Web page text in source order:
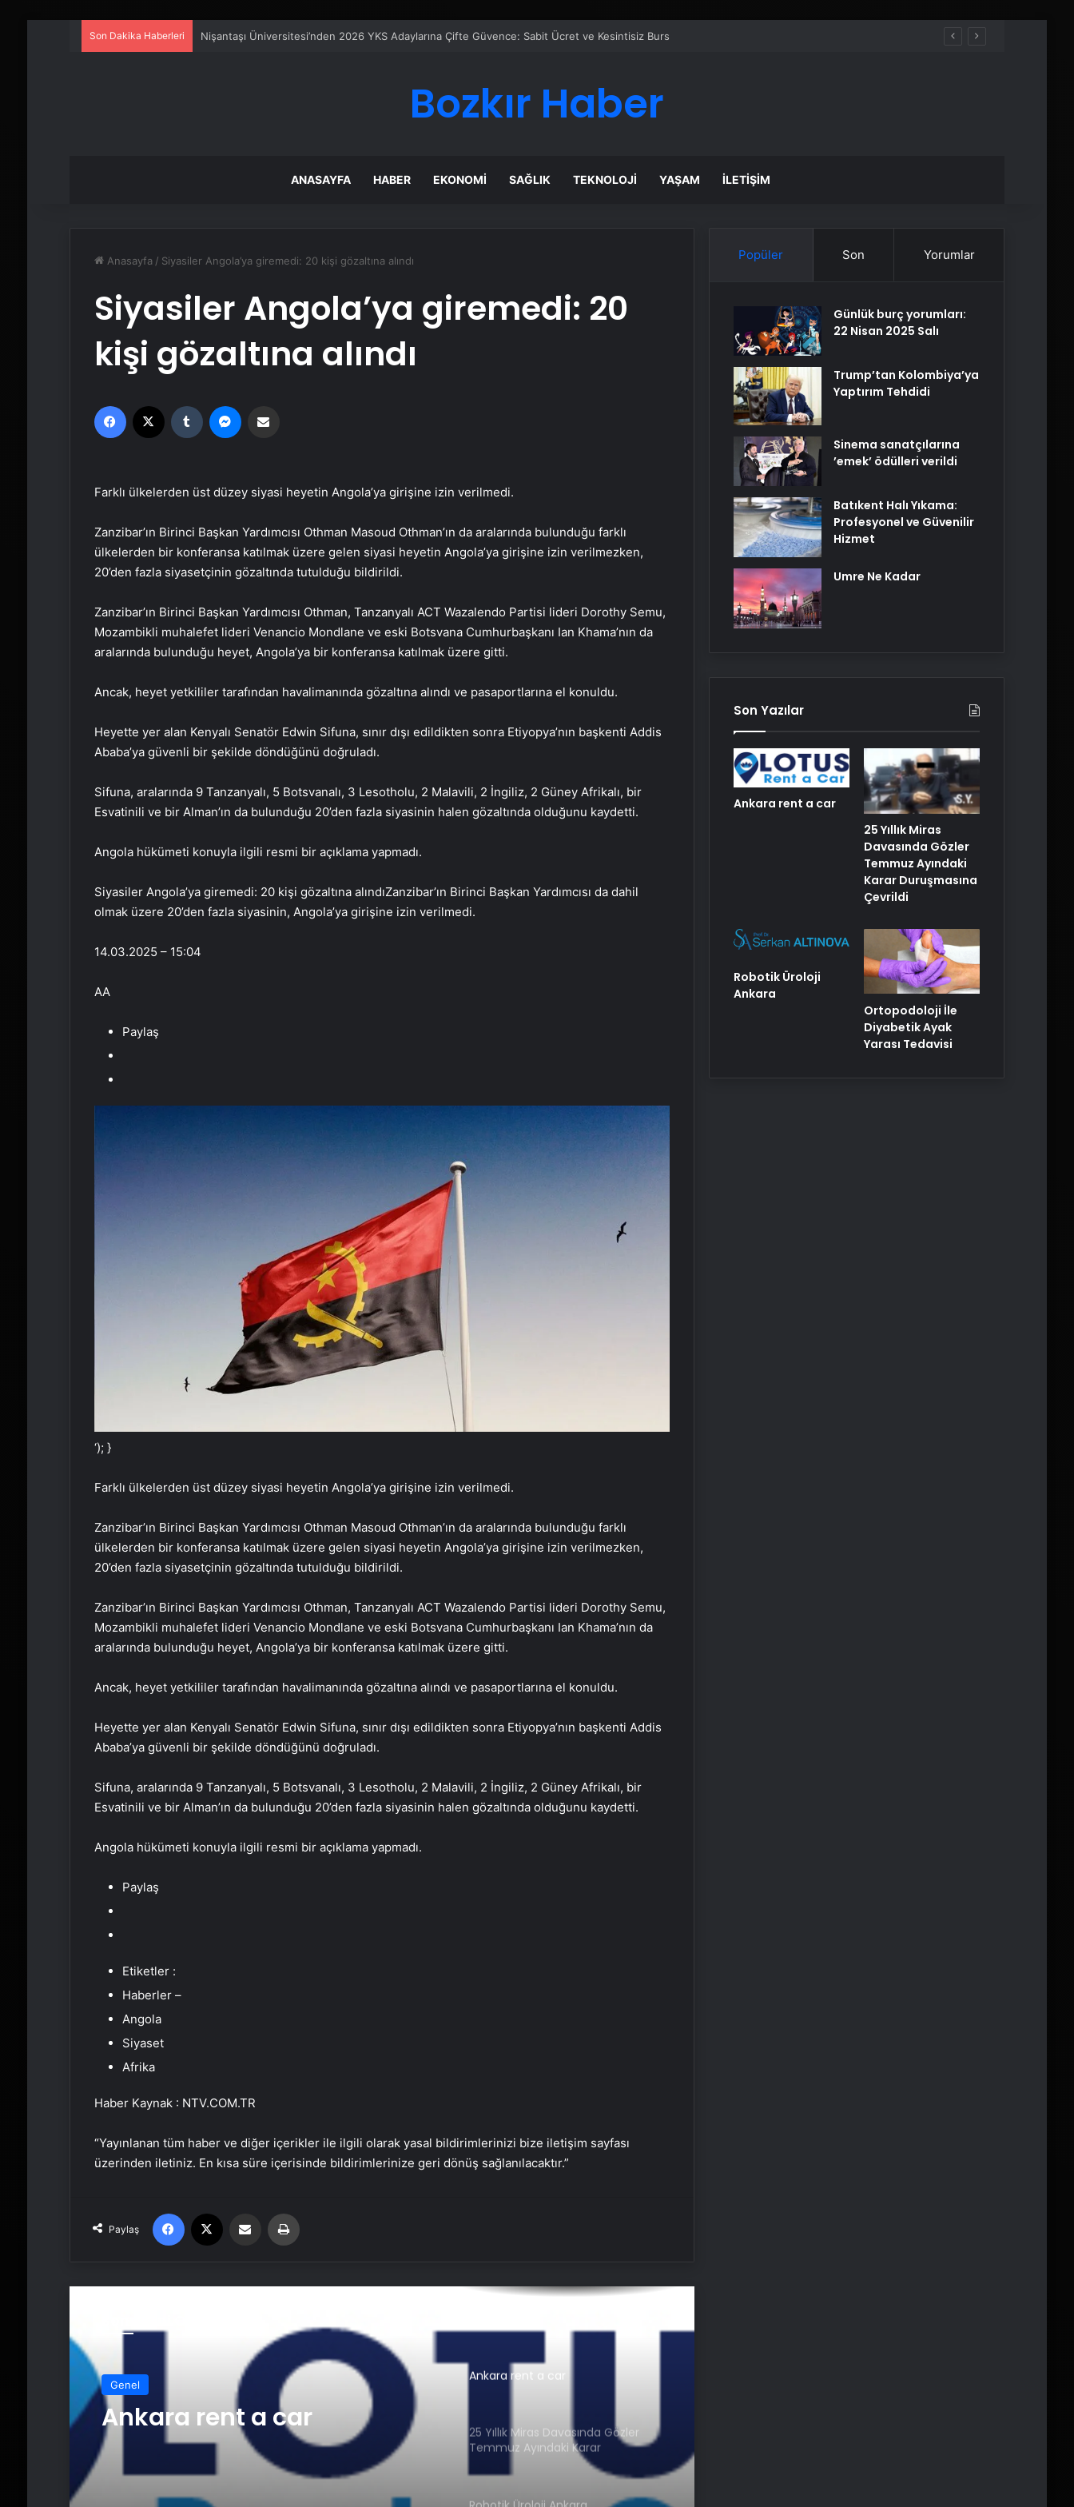
Son Dakika Haberleri Ankara rent a car
Bozkır Haber
ANASAYFA HABER EKONOMI SAĞLIK TEKNOLOJI YAŞAM İLETIŞIM
Anasayfa / Siyasiler Angola’ya giremedi: 20 kişi gözaltına alındı
Siyasiler Angola’ya giremedi: 20
kişi gözaltına alındı
Facebook Tumblr
Farklı ülkelerden üst düzey siyasi heyetin Angola’ya girişine izin verilmedi.
Zanzibar’ın Birinci Başkan Yardımcısı Othman Masoud Othman’ın da aralarında bulunduğu farklı
ülkelerden bir konferansa katılmak üzere gelen siyasi heyetin Angola’ya girişine izin verilmezken,
20’den fazla siyasetçinin gözaltında tutulduğu bildirildi.
Zanzibar’ın Birinci Başkan Yardımcısı Othman, Tanzanyalı ACT Wazalendo Partisi lideri Dorothy Semu,
Mozambikli muhalefet lideri Venancio Mondlane ve eski Botsvana Cumhurbaşkanı Ian Khama’nın da
aralarında bulunduğu heyet, Angola’ya bir konferansa katılmak üzere gitti.
Ancak, heyet yetkililer tarafından havalimanında gözaltına alındı ve pasaportlarına el konuldu.
Heyette yer alan Kenyalı Senatör Edwin Sifuna, sınır dışı edildikten sonra Etiyopya’nın başkenti Addis
Ababa’ya güvenli bir şekilde döndüğünü doğruladı.
Sifuna, aralarında 9 Tanzanyalı, 5 Botsvanalı, 3 Lesotholu, 2 Malavili, 2 İngiliz, 2 Güney Afrikalı, bir
Esvatinili ve bir Alman’ın da bulunduğu 20’den fazla siyasinin halen gözaltında olduğunu kaydetti.
Angola hükümeti konuyla ilgili resmi bir açıklama yapmadı.
Siyasiler Angola’ya giremedi: 20 kişi gözaltına alındıZanzibar’ın Birinci Başkan Yardımcısı da dahil
olmak üzere 20’den fazla siyasinin, Angola’ya girişine izin verilmedi.
14.03.2025 – 15:04
AA
Paylaş
‘); }
Farklı ülkelerden üst düzey siyasi heyetin Angola’ya girişine izin verilmedi.
Zanzibar’ın Birinci Başkan Yardımcısı Othman Masoud Othman’ın da aralarında bulunduğu farklı
ülkelerden bir konferansa katılmak üzere gelen siyasi heyetin Angola’ya girişine izin verilmezken,
20’den fazla siyasetçinin gözaltında tutulduğu bildirildi.
Zanzibar’ın Birinci Başkan Yardımcısı Othman, Tanzanyalı ACT Wazalendo Partisi lideri Dorothy Semu,
Mozambikli muhalefet lideri Venancio Mondlane ve eski Botsvana Cumhurbaşkanı Ian Khama’nın da
aralarında bulunduğu heyet, Angola’ya bir konferansa katılmak üzere gitti.
Ancak, heyet yetkililer tarafından havalimanında gözaltına alındı ve pasaportlarına el konuldu.
Heyette yer alan Kenyalı Senatör Edwin Sifuna, sınır dışı edildikten sonra Etiyopya’nın başkenti Addis
Ababa’ya güvenli bir şekilde döndüğünü doğruladı.
Sifuna, aralarında 9 Tanzanyalı, 5 Botsvanalı, 3 Lesotholu, 2 Malavili, 2 İngiliz, 2 Güney Afrikalı, bir
Esvatinili ve bir Alman’ın da bulunduğu 20’den fazla siyasinin halen gözaltında olduğunu kaydetti.
Angola hükümeti konuyla ilgili resmi bir açıklama yapmadı.
Paylaş
Etiketler :
Haberler –
Angola
Siyaset
Afrika
Haber Kaynak : NTV.COM.TR
“Yayınlanan tüm haber ve diğer içerikler ile ilgili olarak yasal bildirimlerinizi bize iletişim sayfası
üzerinden iletiniz. En kısa süre içerisinde bildirimlerinize geri dönüş sağlanılacaktır.”
Paylaş
Facebook Email'den paylaş
Genel
Ankara rent a car
Umre Ne Kadar
Ücret ve Kesintisiz Burs
Ankara rent a car
25 Yıllık Miras Davasında Gözler
Temmuz Ayındaki Karar
Duruşmasına Çevrildi
Popüler Son Yorumlar
Günlük burç yorumları:
22 Nisan 2025 Salı
Trump’tan Kolombiya’ya
Yaptırım Tehdidi
Sinema sanatçılarına
’emek’ ödülleri verildi
Batıkent Halı Yıkama:
Profesyonel ve Güvenilir
Hizmet
Umre Ne Kadar
Son Yazılar
Ankara rent a car
25 Yıllık Miras
Davasında Gözler
Temmuz Ayındaki
Karar Duruşmasına
Çevrildi
Robotik Üroloji
Ankara
Ortopodoloji İle
Diyabetik Ayak
Yarası Tedavisi